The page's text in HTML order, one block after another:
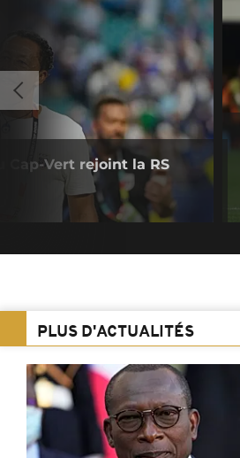
Cap-Vert rejoint la RS
PLUS D'ACTUALITÉS